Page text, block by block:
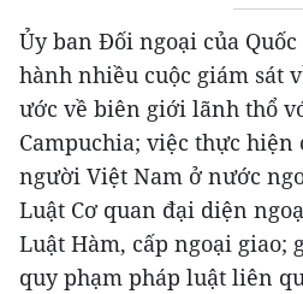
Ủy ban Đối ngoại của
hành nhiều cuộc giám sát
ước về biên giới lãnh thổ
Campuchia; việc thực hiện
người Việt Nam ở nước
Luật Cơ quan đại diện
Luật Hàm, cấp ngoại giao;
quy phạm pháp luật liên